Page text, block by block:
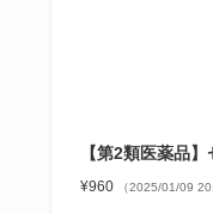
【第2類医薬品
¥960 （2025/01/09